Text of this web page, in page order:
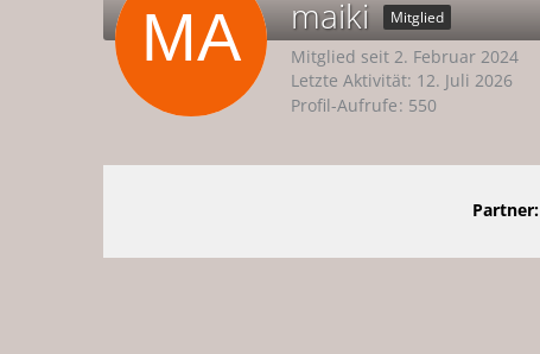
maiki Mitglied
Mitglied seit 2. Februar 2024
Letzte Aktivität: 12. Juli 2026
Profil-Aufrufe 550
Partner: